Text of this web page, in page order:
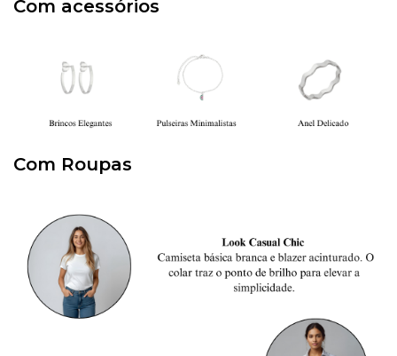
Com acessórios
Com Roupas